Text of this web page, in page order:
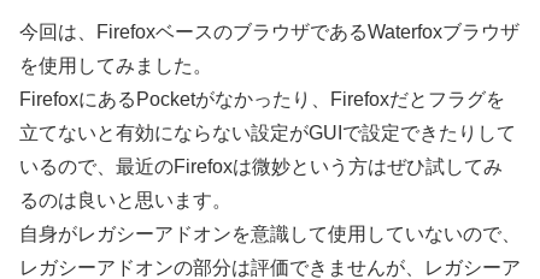
今回は、FirefoxベースのブラウザであるWaterfoxブラウザ
を使用してみました。
FirefoxにあるPocketがなかったり、Firefoxだとフラグを
立てないと有効にならない設定がGUIで設定できたりして
いるので、最近のFirefoxは微妙という方はぜひ試してみ
るのは良いと思います。
自身がレガシーアドオンを意識して使用していないので、
レガシーアドオンの部分は評価できませんが、レガシーア